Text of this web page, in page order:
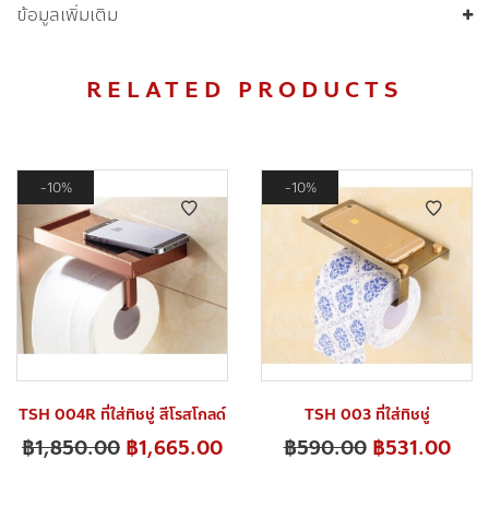
ข้อมูลเพิ่มเติม
RELATED PRODUCTS
10%
TSH 004R ที่ใส่ทิชชู่ สีโรสโกลด์
฿1,850.00 ฿1,665.00
10%
TSH 003 ที่ใส่ทิชชู่
฿590.00 ฿531.00